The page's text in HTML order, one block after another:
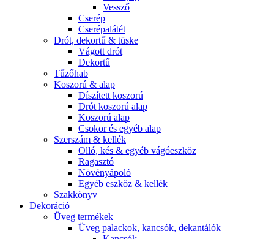
Vessző
Cserép
Cserépalátét
Drót, dekortű & tüske
Vágott drót
Dekortű
Tűzőhab
Koszorú & alap
Díszített koszorú
Drót koszorú alap
Koszorú alap
Csokor és egyéb alap
Szerszám & kellék
Olló, kés & egyéb vágóeszköz
Ragasztó
Növényápoló
Egyéb eszköz & kellék
Szakkönyv
Dekoráció
Üveg termékek
Üveg palackok, kancsók, dekantálók